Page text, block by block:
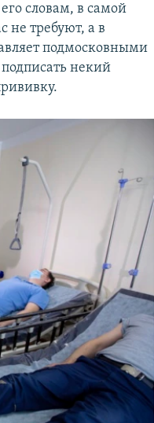
словам, в самой
не требуют, а в
подмосковными
некий